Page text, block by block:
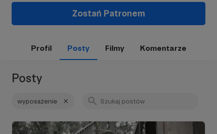
Zostań Patronem
Profil Posty Filmy Komentarze
Posty
wyposażenie